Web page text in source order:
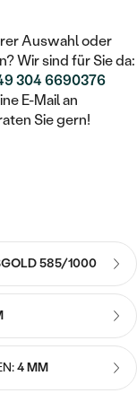
Auswahl oder
Wir sind für Sie da:
304 6690376
E-Mail an
Sie gern!
585/1000
4 MM